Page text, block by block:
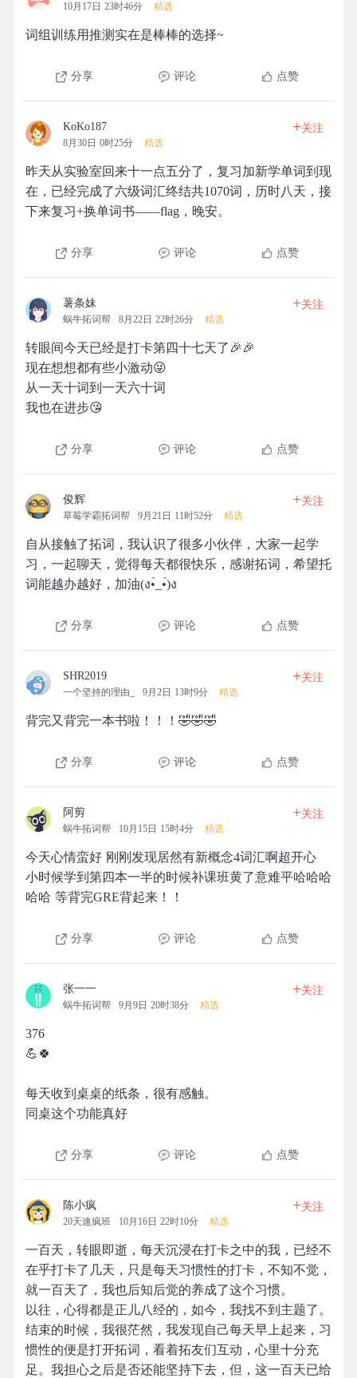
10月17日 23时46分 精选
词组训练用推测实在是棒棒的选择~
分享 评论 点赞
KoKo187
8月30日 0时25分 精选
+关注
昨天从实验室回来十一点五分了，复习加新学单词到现
在，已经完成了六级词汇终结共1070词，历时八天，接
下来复习+换单词书——flag，晚安。
分享 评论 点赞
薯条妹
蜗牛拓词帮 8月22日 22时26分 精选
+关注
转眼间今天已经是打卡第四十七天了🎉🎉
现在想想都有些小激动😜
从一天十词到一天六十词
我也在进步😘
分享 评论 点赞
俊辉
草莓学霸拓词帮 9月21日 11时52分 精选
+关注
自从接触了拓词，我认识了很多小伙伴，大家一起学
习，一起聊天，觉得每天都很快乐，感谢拓词，希望托
词能越办越好，加油(ง•̀_•́)ง
分享 评论 点赞
SHR2019
一个坚持的理由_ 9月2日 13时9分 精选
+关注
背完又背完一本书啦！！！🤣🤣🤣
分享 评论 点赞
阿剪
蜗牛拓词帮 10月15日 15时4分 精选
+关注
今天心情蛮好 刚刚发现居然有新概念4词汇啊超开心
小时候学到第四本一半的时候补课班黄了意难平哈哈哈
哈哈 等背完GRE背起来！！
分享 评论 点赞
张一一
蜗牛拓词帮 9月9日 20时38分 精选
+关注
376
💪🍀
每天收到桌桌的纸条，很有感触。
同桌这个功能真好
分享 评论 点赞
陈小疯
20天速疯班 10月16日 22时10分 精选
+关注
一百天，转眼即逝，每天沉浸在打卡之中的我，已经不
在乎打卡了几天，只是每天习惯性的打卡，不知不觉，
就一百天了，我也后知后觉的养成了这个习惯。
以往，心得都是正儿八经的，如今，我找不到主题了。
结束的时候，我很茫然，我发现自己每天早上起来，习
惯性的便是打开拓词，看着拓友们互动，心里十分充
足。我担心之后是否还能坚持下去，但，这一百天已给